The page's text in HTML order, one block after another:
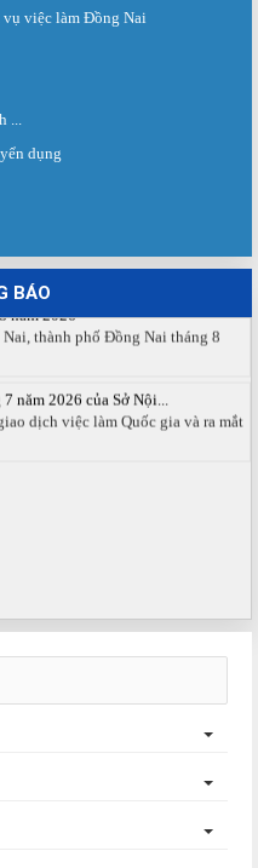
vụ việc làm Đồng Nai
...
dụng
BÁO
Hơn 4.300 cơ hội...
làm Đồng Nai tổ chức Sàn giao
Dịch vụ việc làm Đồng...
làm lần thứ 08/2026 ngày 03
năm 2026
thành phố Đồng Nai tháng 8
dịch việc làm Quốc gia và ra mắt